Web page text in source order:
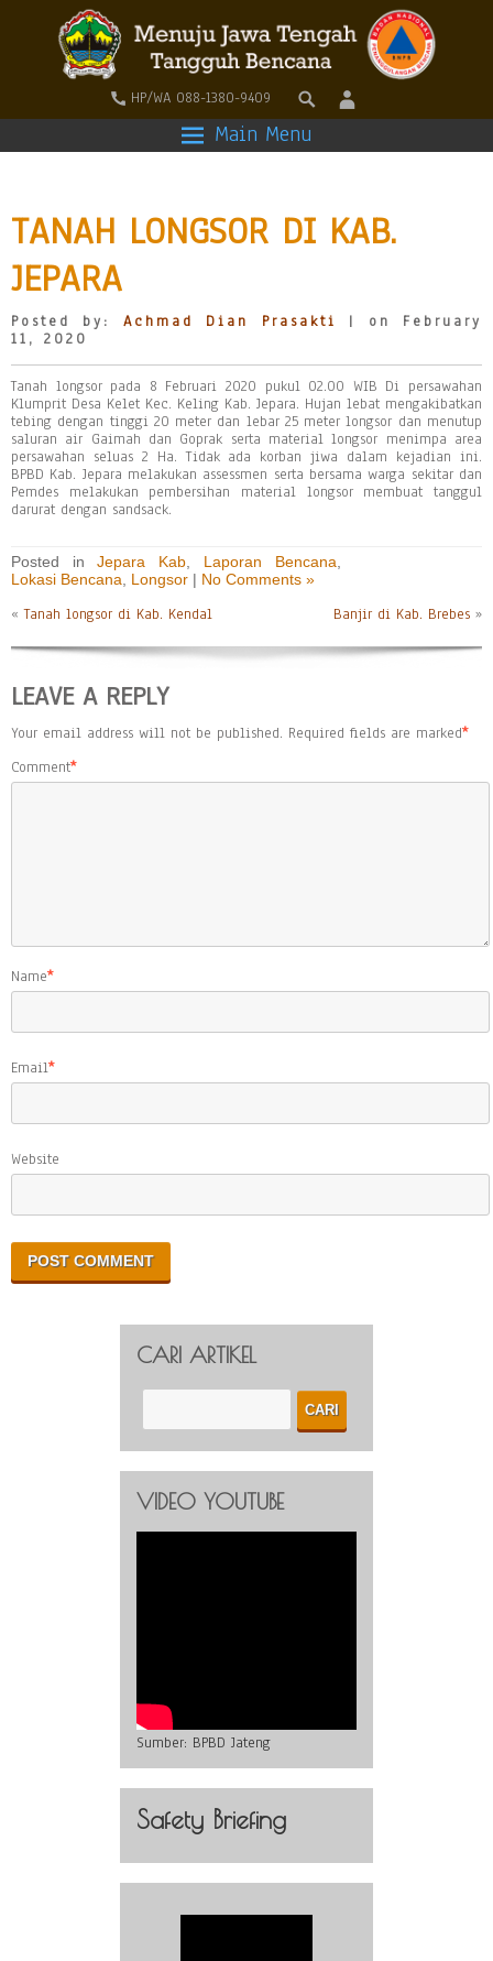
HP/WA 088-1380-9409
Main Menu
TANAH LONGSOR DI KAB.
JEPARA
Posted by: Achmad Dian Prasakti
| on February
11, 2020
Tanah longsor pada 8 Februari 2020 pukul 02.00 WIB Di persawahan
Klumprit Desa Kelet Kec. Keling Kab. Jepara. Hujan lebat mengakibatkan
tebing dengan tinggi 20 meter dan lebar 25 meter longsor dan menutup
saluran air Gaimah dan Goprak serta material longsor menimpa area
persawahan seluas 2 Ha. Tidak ada korban jiwa dalam kejadian ini.
BPBD Kab. Jepara melakukan assessmen serta bersama warga sekitar dan
Pemdes melakukan pembersihan material longsor membuat tanggul
darurat dengan sandsack.
Posted inJepara Kab Laporan Bencana
Lokasi Bencana
Longsor | No Comments »
«Tanah longsor di Kab. Kendal Banjir di Kab. Brebes »
LEAVE A REPLY
Your email address will not be published. Required fields are marked*
Comment*
Name*
Email*
Website
CARI ARTIKEL
VIDEO YOUTUBE
Sumber: BPBD Jateng
Safety Briefing